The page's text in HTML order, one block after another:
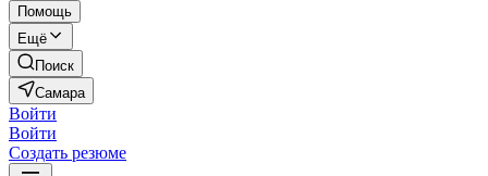
Помощь
Ещё
Поиск
Самара
Войти
Войти
Создать резюме